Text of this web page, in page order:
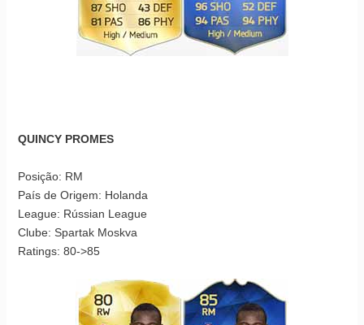
QUINCY PROMES
Posição: RM
País de Origem: Holanda
League: Rússian League
Clube: Spartak Moskva
Ratings: 80->85